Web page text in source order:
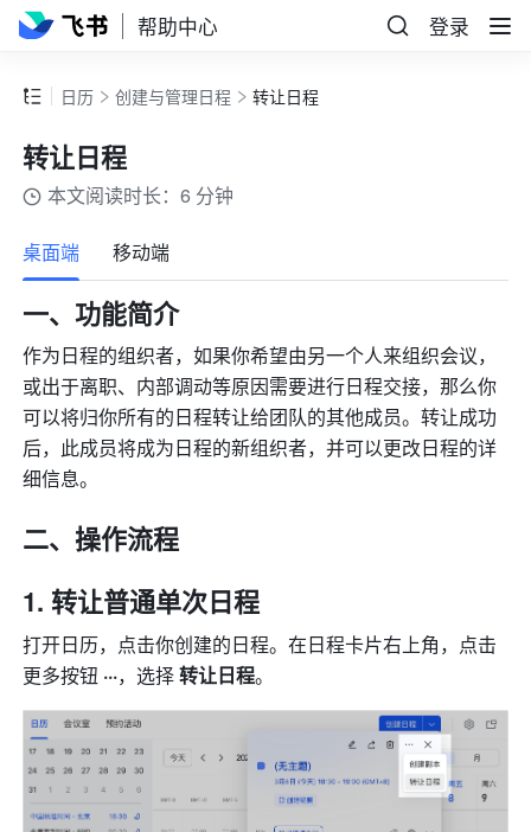
帮助中心 登录
日历 创建与管理日程 转让日程
转让日程
本文阅读时长：6 分钟
桌面端 移动端
一、功能简介
作为日程的组织者，如果你希望由另一个人来组织会议，
或出于离职、内部调动等原因需要进行日程交接，那么你
可以将归你所有的日程转让给团队的其他成员。转让成功
后，此成员将成为日程的新组织者，并可以更改日程的详
细信息。
二、操作流程
转让普通单次日程
打开日历，点击你创建的日程。在日程卡片右上角，点击
更多按钮 ···，选择 转让日程。